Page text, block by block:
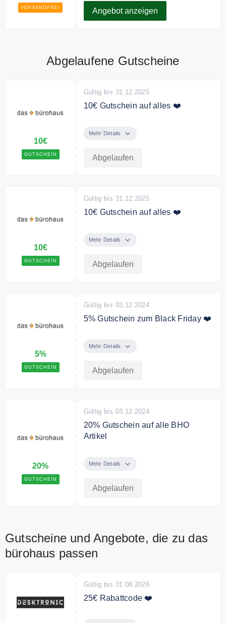
VERSANDFREI Angebot anzeigen
Abgelaufene Gutscheine
10€
GUTSCHEIN
Gültig bis 31.12.2025
10€ Gutschein auf alles ❤️
Rabatt auf das gesamte Sortiment.
Ab 300€ Mindestbestellwert. Nicht
Mehr Details
Abgelaufen
10€
GUTSCHEIN
Gültig bis 31.12.2025
10€ Gutschein auf alles ❤️
Rabatt auf das gesamte Sortiment.
Ab 300€ Mindestbestellwert. Nicht
Mehr Details
Abgelaufen
5%
GUTSCHEIN
Gültig bis 03.12.2024
5% Gutschein zum Black Friday ❤️
Black Friday 5% Rabatt auf das
Mehr Details
Abgelaufen
20%
GUTSCHEIN
Gültig bis 03.12.2024
20% Gutschein auf alle BHO
Artikel
Code 5% Rabatt auf alle Artikel
Mehr Details
Abgelaufen
Gutscheine und Angebote, die zu das
bürohaus passen
Gültig bis 31.08.2026
25€ Rabattcode ❤️